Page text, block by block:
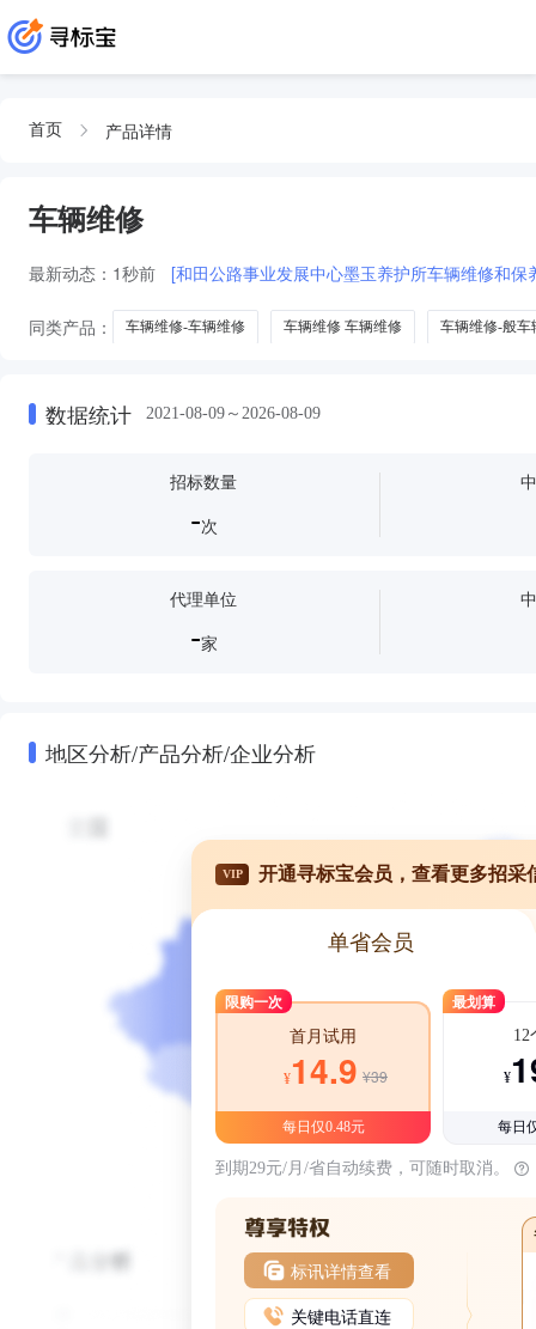
首页 产品详情
车辆维修
最新动态： 1秒前 [和田公路事业发展中心墨玉养护所车辆维修和保
同类产品： 车辆维修-车辆维修 车辆维修 车辆维修 车辆维修-般车
数据统计 2021-08-09～2026-08-09
招标数量
-次
代理单位
-家
地区分析/产品分析/企业分析
VIP 开通寻标宝会员，查看更多招采
单省会员
限购一次
首月试用
¥14.9 ¥39
每日仅0.48元
最划算
12
¥
每日
到期29元/月/省自动续费，可随时取消。
标讯详情查看
关键电话直连